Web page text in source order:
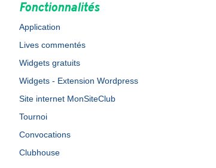
Fonctionnalités
Application
Lives commentés
Widgets gratuits
Widgets - Extension Wordpress
Site internet MonSiteClub
Tournoi
Convocations
Clubhouse